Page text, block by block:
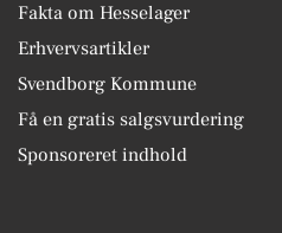
Fakta om Hesselager
Erhvervsartikler
Svendborg Kommune
Få en gratis salgsvurdering
Sponsoreret indhold